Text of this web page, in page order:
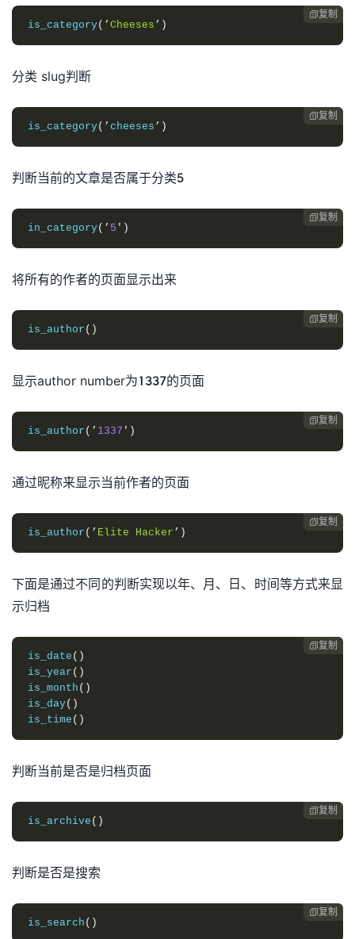
复制
is_category(’ Cheeses ’)
分类 slug判断
复制
is_category(’ cheeses ’)
判断当前的文章是否属于分类5
复制
in_category(’ 5 ′)
将所有的作者的页面显示出来
复制
is_author ()
显示author number为1337的页面
复制
is_author (’ 1337 ′)
通过昵称来显示当前作者的页面
复制
is_author (’ Elite Hacker ’)
下面是通过不同的判断实现以年、月、日、时间等方式来显
示归档
复制
is_date ()
is_year ()
is_month ()
is_day()
is_time ()
判断当前是否是归档页面
复制
is_archive ()
判断是否是搜索
复制
is_search ()